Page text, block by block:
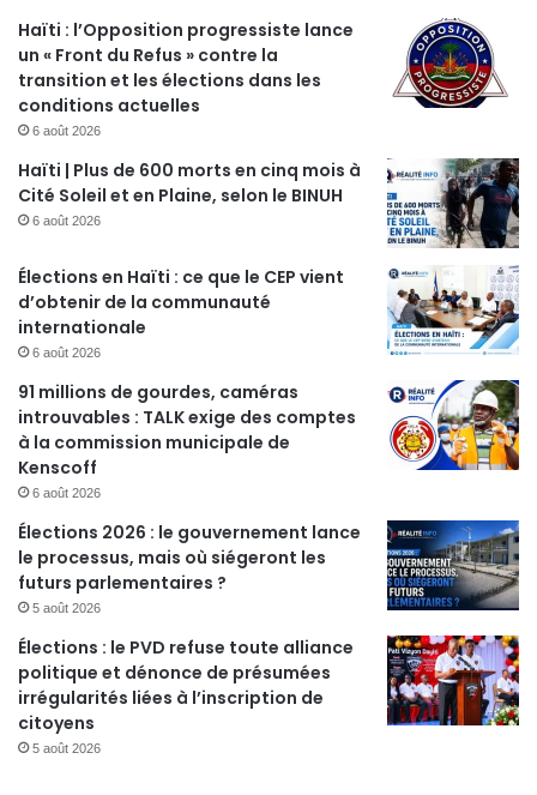
Haïti : l’Opposition progressiste lance
un « Front du Refus » contre la
transition et les élections dans les
conditions actuelles
6 août 2026
Haïti | Plus de 600 morts en cinq mois à
Cité Soleil et en Plaine, selon le BINUH
6 août 2026
Élections en Haïti : ce que le CEP vient
d’obtenir de la communauté
internationale
6 août 2026
91 millions de gourdes, caméras
introuvables : TALK exige des comptes
à la commission municipale de
Kenscoff
6 août 2026
Élections 2026 : le gouvernement lance
le processus, mais où siégeront les
futurs parlementaires ?
5 août 2026
Élections : le PVD refuse toute alliance
politique et dénonce de présumées
irrégularités liées à l’inscription de
citoyens
5 août 2026